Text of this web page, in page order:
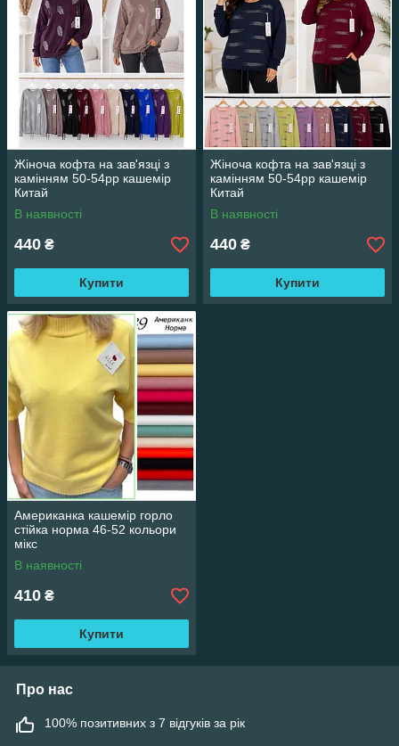
Жіноча кофта на зав'язці з
камінням 50-54рр кашемір
Китай
В наявності
440 ₴
Купити
Жіноча кофта на зав'язці з
камінням 50-54рр кашемір
Китай
В наявності
440 ₴
Купити
Американка кашемір горло
стійка норма 46-52 кольори
мікс
В наявності
410 ₴
Купити
Про нас
100% позитивних з 7 відгуків за рік